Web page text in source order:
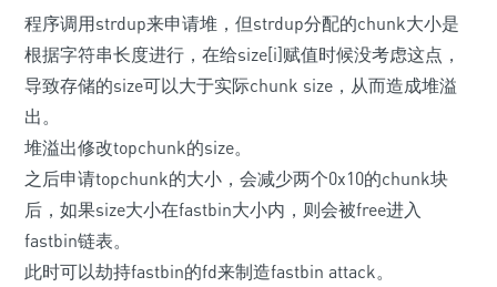
程序调用strdup来申请堆，但strdup分配的chunk大小是
根据字符串长度进行，在给size[i]赋值时候没考虑这点，
导致存储的size可以大于实际chunk size，从而造成堆溢
出。
堆溢出修改topchunk的size。
之后申请topchunk的大小，会减少两个0x10的chunk块
后，如果size大小在fastbin大小内，则会被free进入
fastbin链表。
此时可以劫持fastbin的fd来制造fastbin attack。